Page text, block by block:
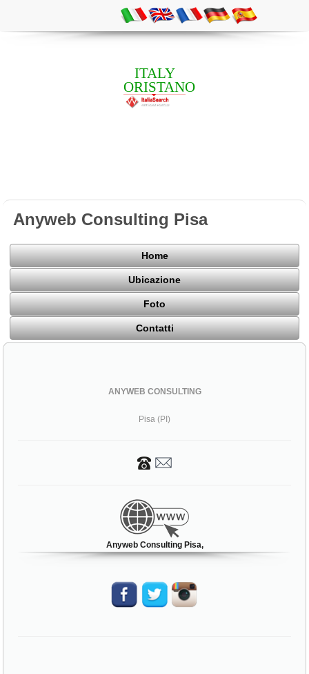
ITALY
ORISTANO
Anyweb Consulting Pisa
Home
Ubicazione
Foto
Contatti
ANYWEB CONSULTING
Pisa (PI)
Anyweb Consulting Pisa,